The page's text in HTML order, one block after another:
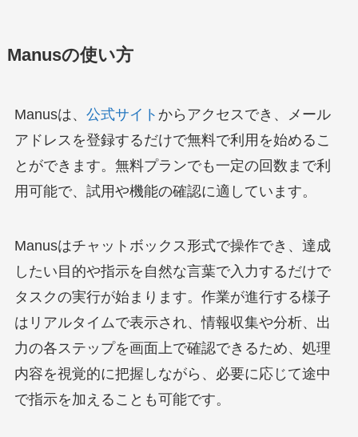
Manusの使い方
Manusは、 公式サイト からアクセスでき、メール
アドレスを登録するだけで無料で利用を始めるこ
とができます。無料プランでも一定の回数まで利
用可能で、試用や機能の確認に適しています。
Manusはチャットボックス形式で操作でき、達成
したい目的や指示を自然な言葉で入力するだけで
タスクの実行が始まります。作業が進行する様子
はリアルタイムで表示され、情報収集や分析、出
力の各ステップを画面上で確認できるため、処理
内容を視覚的に把握しながら、必要に応じて途中
で指示を加えることも可能です。